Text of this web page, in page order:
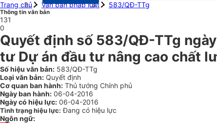
Trang chủ
Văn bản pháp luật 583/QĐ-TTg
Thông tin văn bản
131
0
Quyết định số 583/QĐ-TTg
tư Dự án đầu tư nâng cao chất
Số hiệu văn bản: 583/QĐ-TTg
Loại văn bản: Quyết định
Cơ quan ban hành: Thủ tướng Chính phủ
Ngày ban hành: 06-04-2016
Ngày có hiệu lực: 06-04-2016
Tình trạng hiệu lực: Đang có hiệu lực
Ngôn ngữ: